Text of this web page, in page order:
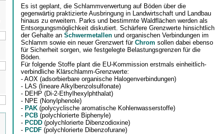
Es ist geplant, die Schlammverwertung auf Böden über die
gegenwärtig praktizierte Ausbringung in Landwirtschaft und Landbau
hinaus zu erweitern. Parks und bestimmte Waldflächen werden als
Entsorgungsmöglichkeit diskutiert. Schärfere Grenzwerte hinsichtlich
der Gehalte an Schwermetallen und organischen Verbindungen im
Schlamm sowie ein neuer Grenzwert für Chrom sollen dabei ebenso
für Sicherheit sorgen, wie festgelegte Belastungsgrenzen für die
Böden.
Für folgende Stoffe plant die EU-Kommission erstmals einheitlich-
verbindliche Klärschlamm-Grenzwerte:
- AOX (adsorbierbare organische Halogenverbindungen)
- LAS (lineare Alkylbenzolsulfonate)
- DEHP (Di-2-Ethylhexylphthalat)
- NPE (Nonylphenole)
- PAK (polycyclische aromatische Kohlenwasserstoffe)
- PCB (polychlorierte Biphenyle)
- PCDD (polychlorierte Dibenzodioxine)
- PCDF (polychlorierte Dibenzofurane)